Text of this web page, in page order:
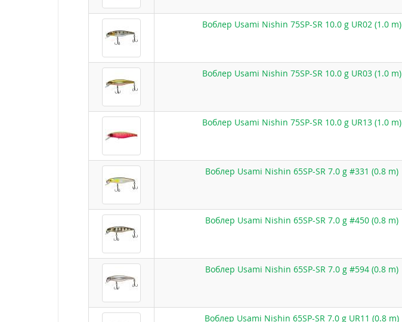
Воблер Usami Nishin 75SP-SR 10.0 g UR02 (1.0 m)
Воблер Usami Nishin 75SP-SR 10.0 g UR03 (1.0 m)
Воблер Usami Nishin 75SP-SR 10.0 g UR13 (1.0 m)
Воблер Usami Nishin 65SP-SR 7.0 g #331 (0.8 m)
Воблер Usami Nishin 65SP-SR 7.0 g #450 (0.8 m)
Воблер Usami Nishin 65SP-SR 7.0 g #594 (0.8 m)
Воблер Usami Nishin 65SP-SR 7.0 g UR11 (0.8 m)